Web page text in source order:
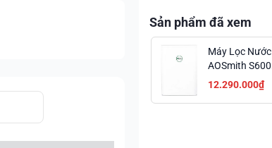
Sản phẩm đã xem
Máy Lọc Nước
AOSmith S600
Công Suất Lớn
Giá Siêu Tốt
12.290.000₫